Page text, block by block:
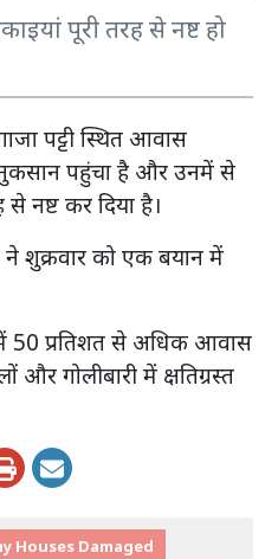
पूरी तरह से नष्ट हो
पट्टी स्थित आवास
पहुंचा है और उनमें से
नष्ट कर दिया है।
ने शुक्रवार को एक बयान में
50 प्रतिशत से अधिक आवास
गोलीबारी में क्षतिग्रस्त
Houses Damaged